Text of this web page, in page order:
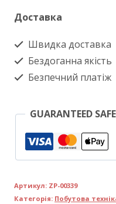
Доставка
Швидка доставка
Бездоганна якість
Безпечний платіж
GUARANTEED
Артикул: ZP-00339
Категорія: Побутова